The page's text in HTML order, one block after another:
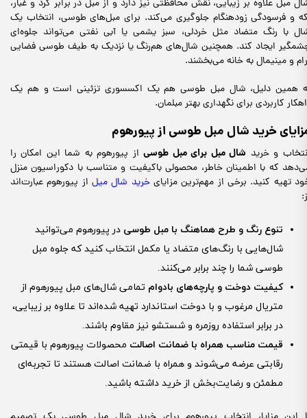
مبل علاوه بر زیبایی، نقش محافظتی نیز دارد و از مبل در برابر گرد و غبار،
و فرسودگی زودهنگام جلوگیری می‌کند. برای مبل‌های طوسی، انتخاب یک
با رنگ متضاد مثل خردلی، سبز یشمی یا آبی نفتی می‌تواند جلوه‌ای
ایجاد کند. همچنین شال‌های هم‌رنگ یا نزدیک به طیف طوسی فضایی
و مینیمال به خانه می‌بخشند.
همین دلیل، شال مبل طوسی هم یک اکسسوری تزئینی است و هم یک
کاربردی برای نگهداری بهتر مبلمان.
خرید شال مبل طوسی از پیورهوم
و خرید شال مبل برای مبل طوسیاز پیورهوم به شما این امکان را
که با اطمینان خاطر، محصولی باکیفیت و متناسب با دکوراسیون منزل
تهیه کنید. برخی از مهم‌ترین مزایایخرید شال میل از پیورهوم عبارت‌اند
تنوع رنگ و طرح هماهنگ با مبل طوسی در پیورهوم می‌توانید
شال‌هایی با رنگ‌های متضاد یا مکمل انتخاب کنید که جلوه مبل
طوسی شما را چند برابر می‌کنند.
کیفیت دوخت و پارچه‌های بادوام تمامی شال‌های مبل پیورهوم از
متریال مرغوب و با دوخت استاندارد تهیه شده‌اند تا علاوه بر زیبایی،
در برابر استفاده روزمره و شستشو نیز مقاوم باشند.
قیمت مناسب همراه با ضمانت اصالت محصولات پیورهوم با قیمتی
رقابتی عرضه می‌شوند و همراه با ضمانت اصالت هستند تا تجربه‌ای
مطمئن و رضایت‌بخش از خرید داشته باشید.